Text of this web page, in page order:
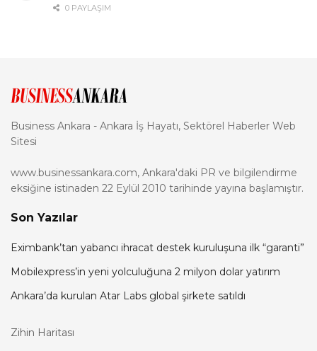
0 PAYLAŞIM
Business Ankara - Ankara İş Hayatı, Sektörel Haberler Web
Sitesi
www.businessankara.com, Ankara'daki PR ve bilgilendirme
eksiğine istinaden 22 Eylül 2010 tarihinde yayına başlamıştır.
Son Yazılar
Eximbank’tan yabancı ihracat destek kuruluşuna ilk “garanti”
Mobilexpress’in yeni yolculuğuna 2 milyon dolar yatırım
Ankara’da kurulan Atar Labs global şirkete satıldı
Zihin Haritası